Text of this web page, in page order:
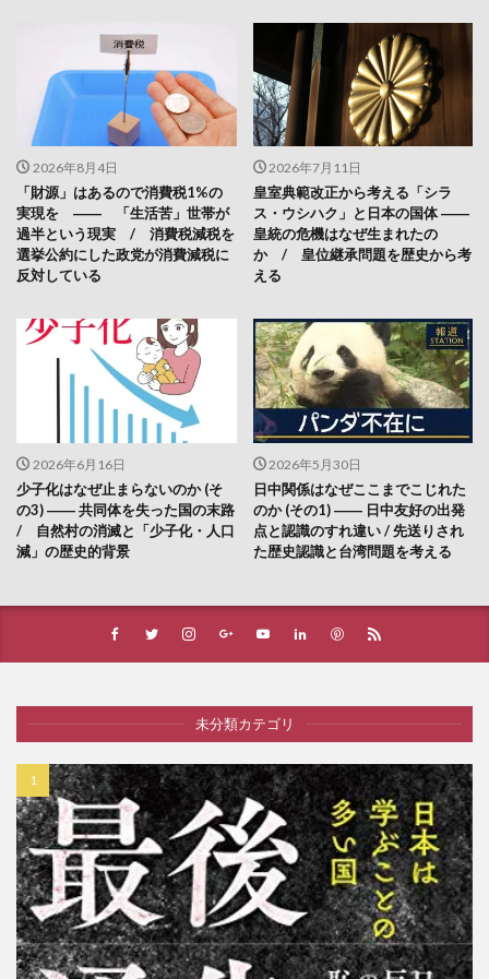
2026年8月4日
「財源」はあるので消費税1%の
実現を ―― 「生活苦」世帯が
過半という現実 / 消費税減税を
選挙公約にした政党が消費減税に
反対している
2026年7月11日
皇室典範改正から考える「シラ
ス・ウシハク」と日本の国体 ――
皇統の危機はなぜ生まれたの
か / 皇位継承問題を歴史から考
える
2026年6月16日
少子化はなぜ止まらないのか (そ
の3) ―― 共同体を失った国の末路
/ 自然村の消滅と「少子化・人口
減」の歴史的背景
2026年5月30日
日中関係はなぜここまでこじれた
のか (その1) ―― 日中友好の出発
点と認識のすれ違い / 先送りされ
た歴史認識と台湾問題を考える
未分類カテゴリ